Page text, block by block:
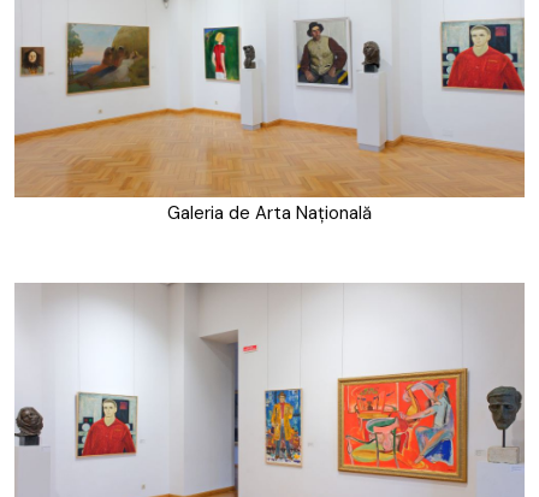
Galeria de Arta Națională